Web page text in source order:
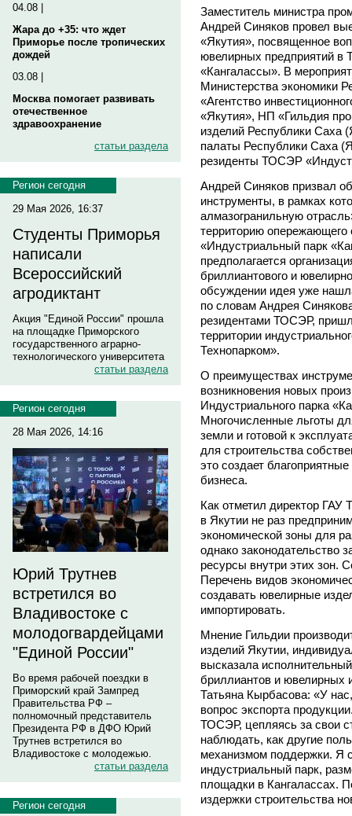
04.08 |
Жара до +35: что ждет
Приморье после тропических
дождей
03.08 |
Москва помогает развивать
отечественное
здравоохранение
статьи раздела
Регион сегодня
29 Мая 2026, 16:37
Студенты Приморья
написали
Всероссийский
агродиктант
Акция "Единой России" прошла
на площадке Приморского
государственного аграрно-
технологического университета
статьи раздела
Регион сегодня
28 Мая 2026, 14:16
Юрий Трутнев
встретился во
Владивостоке с
молодогвардейцами
"Единой России"
Во время рабочей поездки в
Приморский край Зампред
Правительства РФ –
полномочный представитель
Президента РФ в ДФО Юрий
Трутнев встретился во
Владивостоке с молодежью.
статьи раздела
Регион сегодня
Заместитель министра
Андрей Синяков провел
«Якутия», посвященное
ювелирных предприятий
«Кангалассы». В
Министерства экономики
«Агентство
«Якутия», НП «Гильдия
изделий Республики Саха
палаты Республики Саха
резиденты ТОСЭР
Андрей Синяков призвал
инструменты, в рамках
алмазогранильную
территорию опережающего
«Индустриальный парк
предполагается
бриллиантового и
обсуждении идея уже
по словам Андрея
резидентами ТОСЭР,
территории
Технопарком».
О преимуществах
возникновения новых
Индустриального парка
Многочисленные льготы
земли и готовой к
для строительства
это создает
бизнеса.
Как отметил директор ГАУ
в Якутии не раз
экономической зоны для
однако законодательство
ресурсы внутри этих зон.
Перечень видов
создавать ювелирные
импортировать.
Мнение Гильдии
изделий Якутии,
высказала
бриллиантов и ювелирных
Татьяна Кырбасова: «У
вопрос экспорта
ТОСЭР, цепляясь за свои
наблюдать, как другие
механизмом поддержки. Я
индустриальный парк,
площадки в Кангалассах.
издержки строительства